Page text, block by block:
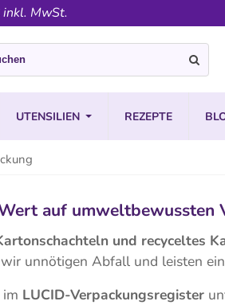
MwSt.
UTENSILIEN REZEPTE
auf umweltbewussten
und recyceltes
unnötigen Abfall und leisten
LUCID-Verpackungsregister